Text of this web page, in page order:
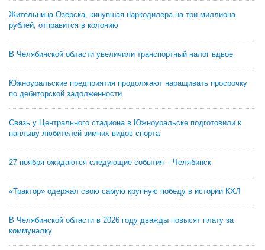
Жительница Озерска, кинувшая наркодилера на три миллиона
рублей, отправится в колонию
В Челябинской области увеличили транспортный налог вдвое
Южноуральские предприятия продолжают наращивать просрочку
по дебиторской задолженности
Связь у Центрального стадиона в Южноуральске подготовили к
наплыву любителей зимних видов спорта
27 ноября ожидаются следующие события – Челябинск
«Трактор» одержал свою самую крупную победу в истории КХЛ
В Челябинской области в 2026 году дважды повысят плату за
коммуналку